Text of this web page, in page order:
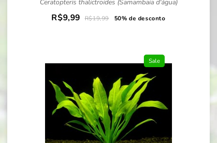
Ceratopteris thalictroides (Samambaia d'água)
R$9,99 R$19,99 50% de desconto
Sale